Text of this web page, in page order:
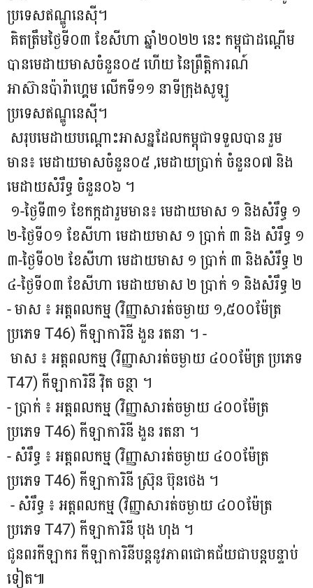
ប្រទេសឥណ្ឌូនេស៊ី។
គិតត្រឹមថ្ងៃទី០៣ ខែសីហា ឆ្នាំ២០២២ នេះ កម្ពុជាដណ្ដើម
បានមេដាយមាសចំនួន០៥ ហើយ នៃព្រឹត្តិការណ៍
អាស៊ានប៉ារ៉ាហ្គេម លើកទី១១ នាទីក្រុងសូឡូ
ប្រទេសឥណ្ឌូនេស៊ី។
សរុបមេដាយបណ្ដោះអាសន្នដែលកម្ពុជាទទួលបាន រួម
មាន៖ មេដាយមាសចំនួន០៥ ,មេដាយប្រាក់ ចំនួន០៧ និង
មេដាយសំរឹទ្ធ ចំនួន០៦ ។
១-ថ្ងៃទី៣១ ខែកក្កដារួមមាន៖ មេដាយមាស ១ និងសំរឹទ្ធ ១
២-ថ្ងៃទី០១ ខែសីហា មេដាយមាស ១ ប្រាក់ ៣ និង សំរឹទ្ធ ១
៣-ថ្ងៃទី០២ ខែសីហា មេដាយមាស ១ ប្រាក់ ៣ និងសំរឹទ្ធ ២
៤-ថ្ងៃទី០៣ ខែសីហា មេដាយមាស ២ ប្រាក់ ១ និងសំរឹទ្ធ ២
- មាស ៖ អត្តពលកម្ម (វិញ្ញាសារត់ចម្ងាយ ១,៥០០ម៉ែត្រ
ប្រភេទ T46) កីឡាការិនី ងួន រតនា ។ -
មាស ៖ អត្តពលកម្ម (វិញ្ញាសារត់ចម្ងាយ ៤០០ម៉ែត្រ ប្រភេទ
T47) កីឡាការិនី វ៉ិត ចន្ថា ។
- ប្រាក់ ៖ អត្តពលកម្ម (វិញ្ញាសារត់ចម្ងាយ ៤០០ម៉ែត្រ
ប្រភេទ T46) កីឡាការិនី ងួន រតនា ។
- សំរឹទ្ធ ៖ អត្តពលកម្ម (វិញ្ញាសារត់ចម្ងាយ ៤០០ម៉ែត្រ
ប្រភេទ T46) កីឡាការិនី ស្រ៊ុន ប៊ុនថេង ។
- សំរឹទ្ធ ៖ អត្តពលកម្ម (វិញ្ញាសារត់ចម្ងាយ ៤០០ម៉ែត្រ
ប្រភេទ T47) កីឡាការិនី បុង ហុង ។
ជូនពរកីឡាករ កីឡាការិនីបន្តនូវភាពជោគជ័យជាបន្តបន្ទាប់
ទៀត៕